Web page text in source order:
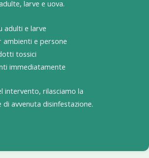
larve e uova.
adulti e larve
ambienti e persone
tossici
immediatamente
intervento, rilasciamo la
avvenuta disinfestazione.